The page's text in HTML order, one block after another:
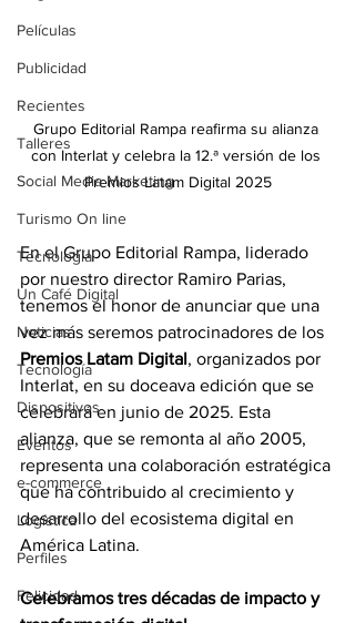
Películas
Publicidad
Recientes
Talleres
Social Media Marketing
Turismo On line
Tecnología
Un Café Digital
Noticias
Tecnología
Dispositivos
Eventos
e-commerce
Logística
Perfiles
Felicidad
Grupo Editorial Rampa reafirma su alianza
con Interlat y celebra la 12.ª versión de los
Premios Latam Digital 2025
En el Grupo Editorial Rampa, liderado
por nuestro director Ramiro Parias,
tenemos el honor de anunciar que una
vez más seremos patrocinadores de los
Premios Latam Digital, organizados por
Interlat, en su doceava edición que se
celebrará en junio de 2025. Esta
alianza, que se remonta al año 2005,
representa una colaboración estratégica
que ha contribuido al crecimiento y
desarrollo del ecosistema digital en
América Latina.
Celebramos tres décadas de impacto y